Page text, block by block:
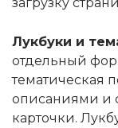
Лукбуки и
отдельный
тематическая
описаниями и
карточки.